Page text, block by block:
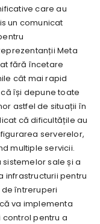
care au
un comunicat
Meta
fără încetare
cât mai rapid
își depune toate
astfel de situații în
că dificultățile au
serverelor,
multiple servicii.
sale și a
infrastructurii pentru
întreruperi
va implementa
pentru a